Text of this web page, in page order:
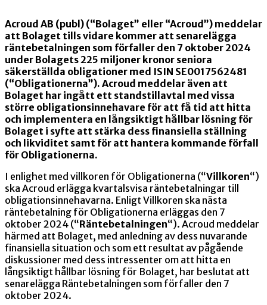
Acroud AB (publ) (“Bolaget” eller “Acroud”) meddelar
att Bolaget tills vidare kommer att senarelägga
räntebetalningen som förfaller den 7 oktober 2024
under Bolagets 225 miljoner kronor seniora
säkerställda obligationer med ISIN SE0017562481
(“Obligationerna”). Acroud meddelar även att
Bolaget har ingått ett standstillavtal med vissa
större obligationsinnehavare för att få tid att hitta
och implementera en långsiktigt hållbar lösning för
Bolaget i syfte att stärka dess finansiella ställning
och likviditet samt för att hantera kommande förfall
för Obligationerna.
I enlighet med villkoren för Obligationerna (“Villkoren“)
ska Acroud erlägga kvartalsvisa räntebetalningar till
obligationsinnehavarna. Enligt Villkoren ska nästa
räntebetalning för Obligationerna erläggas den 7
oktober 2024 (“Räntebetalningen“). Acroud meddelar
härmed att Bolaget, med anledning av dess nuvarande
finansiella situation och som ett resultat av pågående
diskussioner med dess intressenter om att hitta en
långsiktigt hållbar lösning för Bolaget, har beslutat att
senarelägga Räntebetalningen som förfaller den 7
oktober 2024.